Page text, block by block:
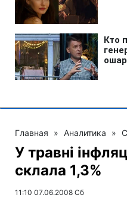
Главная » Аналитика »
У травні
склала 1,3%
11:10 07.06.2008 Сб